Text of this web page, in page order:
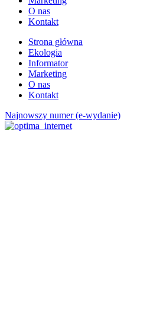
O nas
Kontakt
Strona główna
Ekologia
Informator
Marketing
O nas
Kontakt
Najnowszy numer (e-wydanie)